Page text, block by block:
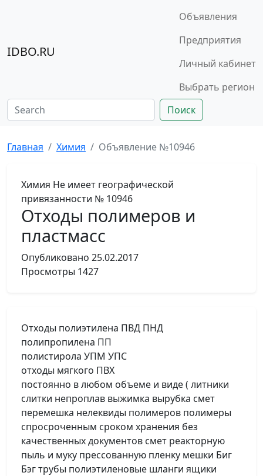
IDBO.RU
Объявления
Предприятия
Личный кабинет
Выбрать регион
Поиск
Главная Химия Объявление №10946
Химия Не имеет географической
привязанности № 10946
Отходы полимеров и
пластмасс
Опубликовано 25.02.2017
Просмотры 1427
Отходы полиэтилена ПВД ПНД
полипропилена ПП
полистирола УПМ УПС
отходы мягкого ПВХ
постоянно в любом объеме и виде ( литники
слитки непроплав выжимка вырубка смет
перемешка нелеквиды полимеров полимеры
спросроченным сроком хранения без
качественных документов смет реакторную
пыль и муку прессованную пленку мешки Биг
Бэг трубы полиэтиленовые шланги ящики